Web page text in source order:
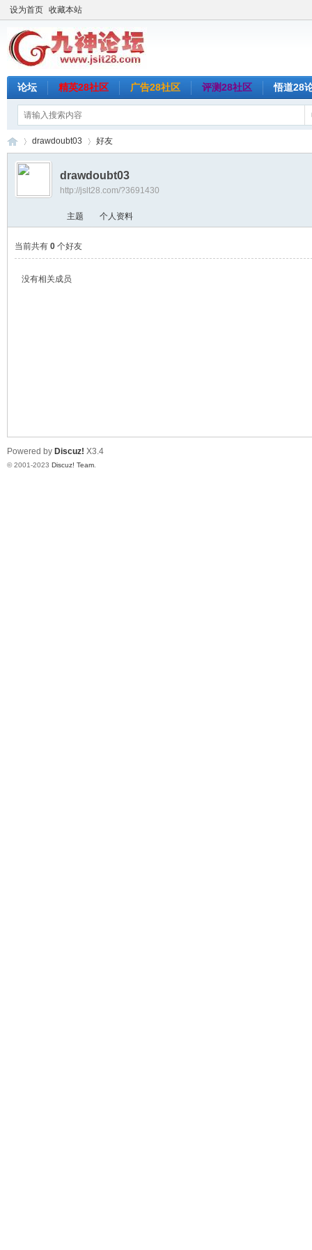
设为首页 收藏本站
论坛 精英28社区 广告28社区 评测28社区 悟道28
›
drawdoubt03 好友
drawdoubt03
http://jslt28.com/?3691430
主题 个人资料
当前共有 0 个好友
没有相关成员
Powered by Discuz! X3.4
© 2001-2023 Discuz! Team